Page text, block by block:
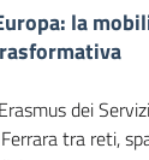
la
dei
tra reti,